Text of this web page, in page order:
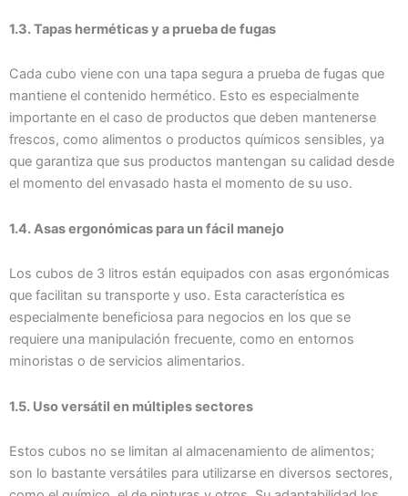
1.3. Tapas herméticas y a prueba de fugas
Cada cubo viene con una tapa segura a prueba de fugas que
mantiene el contenido hermético. Esto es especialmente
importante en el caso de productos que deben mantenerse
frescos, como alimentos o productos químicos sensibles, ya
que garantiza que sus productos mantengan su calidad desde
el momento del envasado hasta el momento de su uso.
1.4. Asas ergonómicas para un fácil manejo
Los cubos de 3 litros están equipados con asas ergonómicas
que facilitan su transporte y uso. Esta característica es
especialmente beneficiosa para negocios en los que se
requiere una manipulación frecuente, como en entornos
minoristas o de servicios alimentarios.
1.5. Uso versátil en múltiples sectores
Estos cubos no se limitan al almacenamiento de alimentos;
son lo bastante versátiles para utilizarse en diversos sectores,